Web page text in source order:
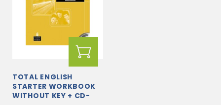
TOTAL ENGLISH
STARTER WORKBOOK
WITHOUT KEY + CD-